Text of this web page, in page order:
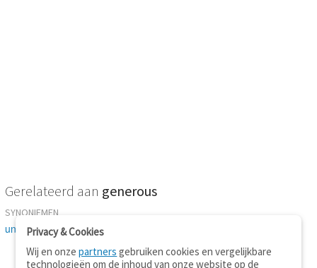
Gerelateerd aan generous
SYNONIEMEN
unstintingPrivacy & Cookies
Wij en onzepartners gebruiken cookies en vergelijkbare
technologieën om de inhoud van onze website op de